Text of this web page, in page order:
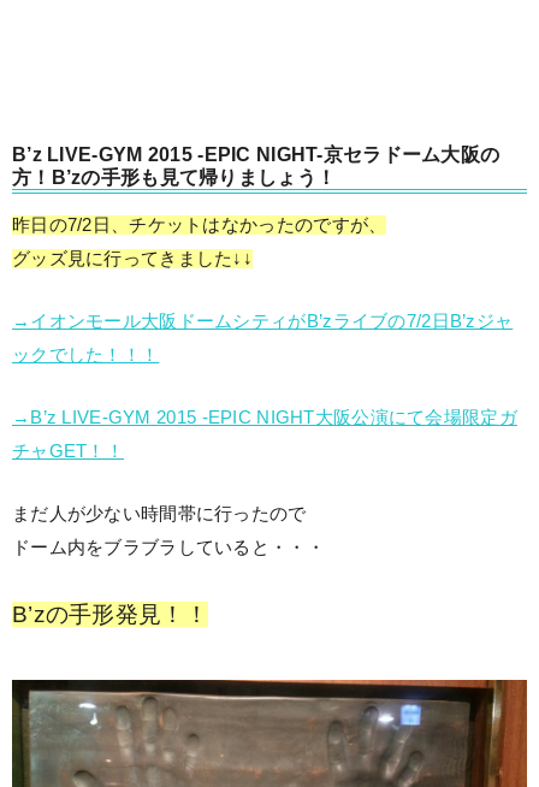
B’z LIVE-GYM 2015 -EPIC NIGHT-京セラドーム大阪の
方！B’zの手形も見て帰りましょう！
昨日の7/2日、チケットはなかったのですが、
グッズ見に行ってきました↓↓
→イオンモール大阪ドームシティがB’zライブの7/2日B’zジャ
ックでした！！！
→B’z LIVE-GYM 2015 -EPIC NIGHT大阪公演にて会場限定ガ
チャGET！！
まだ人が少ない時間帯に行ったので
ドーム内をブラブラしていると・・・
B’zの手形発見！！